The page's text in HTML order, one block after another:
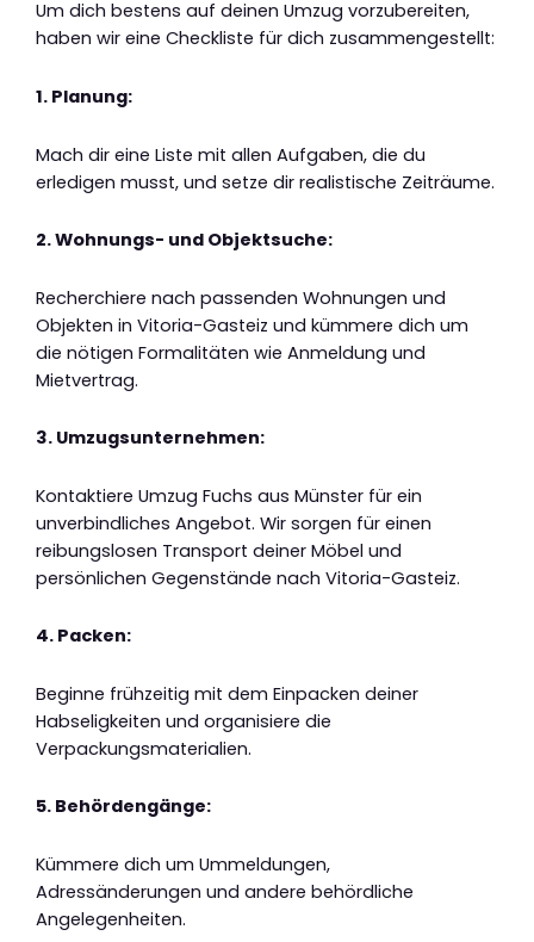
Um dich bestens auf deinen Umzug vorzubereiten,
haben wir eine Checkliste für dich zusammengestellt:
1. Planung:
Mach dir eine Liste mit allen Aufgaben, die du
erledigen musst, und setze dir realistische Zeiträume.
2. Wohnungs- und Objektsuche:
Recherchiere nach passenden Wohnungen und
Objekten in Vitoria-Gasteiz und kümmere dich um
die nötigen Formalitäten wie Anmeldung und
Mietvertrag.
3. Umzugsunternehmen:
Kontaktiere Umzug Fuchs aus Münster für ein
unverbindliches Angebot. Wir sorgen für einen
reibungslosen Transport deiner Möbel und
persönlichen Gegenstände nach Vitoria-Gasteiz.
4. Packen:
Beginne frühzeitig mit dem Einpacken deiner
Habseligkeiten und organisiere die
Verpackungsmaterialien.
5. Behördengänge:
Kümmere dich um Ummeldungen,
Adressänderungen und andere behördliche
Angelegenheiten.